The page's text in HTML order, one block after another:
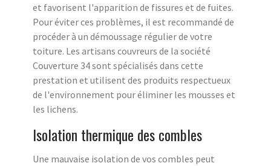
et favorisent l'apparition de fissures et de fuites.
Pour éviter ces problèmes, il est recommandé de
procéder à un démoussage régulier de votre
toiture. Les artisans couvreurs de la société
Couverture 34 sont spécialisés dans cette
prestation et utilisent des produits respectueux
de l'environnement pour éliminer les mousses et
les lichens.
Isolation thermique des combles
Une mauvaise isolation de vos combles peut